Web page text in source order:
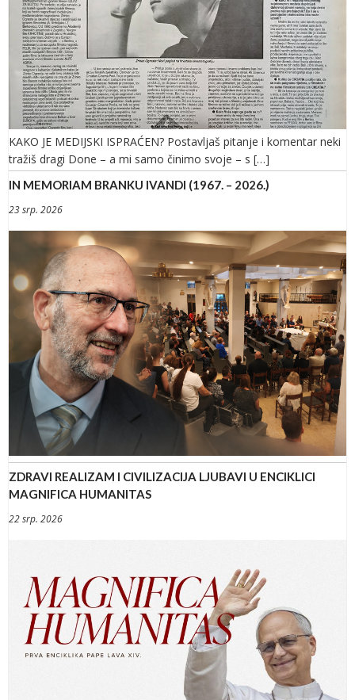
KAKO JE MEDIJSKI ISPRAĆEN? Postavljaš pitanje i komentar neki
tražiš dragi Done – a mi samo činimo svoje – s […]
IN MEMORIAM BRANKU IVANDI (1967. – 2026.)
23 srp. 2026
ZDRAVI REALIZAM I CIVILIZACIJA LJUBAVI U ENCIKLICI
MAGNIFICA HUMANITAS
22 srp. 2026